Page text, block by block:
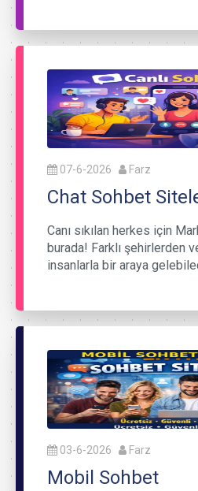
07-6-2026 Farz
Chat Sohbet
Canı sıkılan herkes için
burada! Farklı şehirlerden
insanlarla bir araya
03-6-2026 Farz
Mobil Sohbet